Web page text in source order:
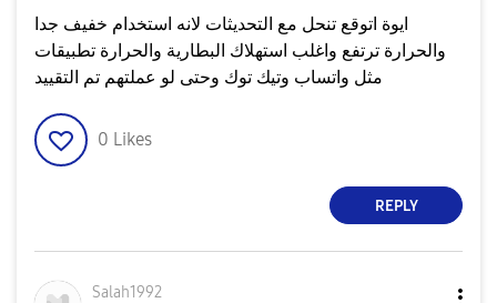
ايوة اتوقع تنحل مع التحديثات لانه استخدام خفيف جدا
والحرارة ترتفع واغلب استهلاك البطارية والحرارة تطبيقات
مثل واتساب وتيك توك وحتى لو عملتهم تم التقييد
0 Likes
REPLY
Salah1992